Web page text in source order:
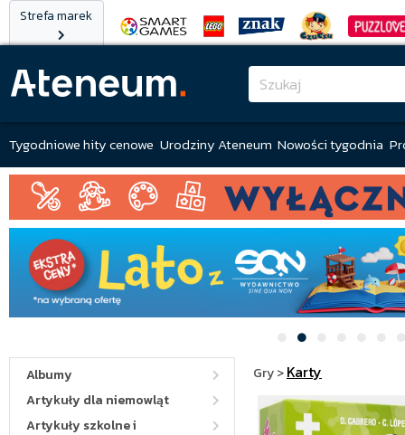
Strefa marek
Tygodniowe hity cenowe Urodziny Ateneum Nowości tygodnia
Albumy
Artykuły dla niemowląt
Artykuły szkolne i
Gry>Karty